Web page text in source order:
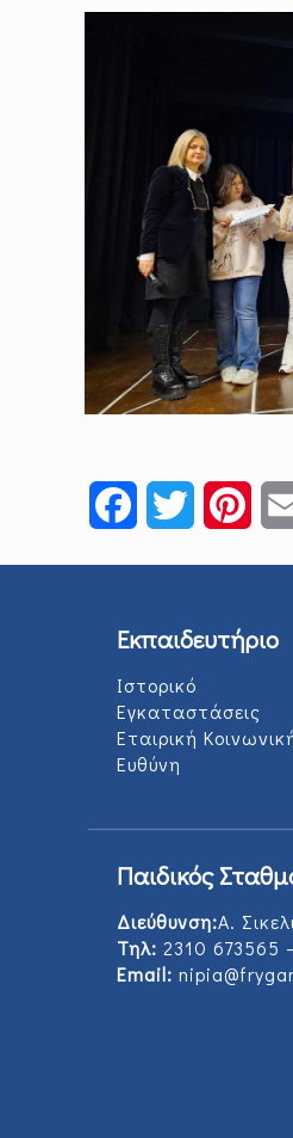
FacebookTwitter
Εκπαιδευτήριο
Ιστορικό
Εγκαταστάσεις
Εταιρική
Ευθύνη
Παιδικός
Διεύθυνση:Α.
Τηλ: 2310 673565
Email: